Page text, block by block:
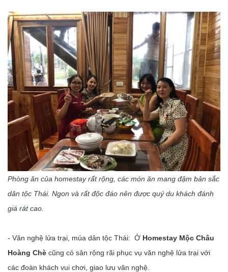
Phòng ăn của homestay rất rộng, các món ăn mang đậm bản sắc
dân tộc Thái. Ngon và rất độc đáo nên được quý du khách đánh
giá rát cao.
- Văn nghệ lửa trại, múa dân tộc Thái: Ở Homestay Mộc Châu
Hoàng Chè cũng có sân rộng rãi phục vụ văn nghệ lửa trại với
các đoàn khách vui chơi, giao lưu văn nghệ.